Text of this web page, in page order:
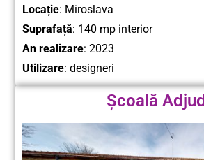
Locație: Miroslava
Suprafață: 140 mp interior
An realizare: 2023
Utilizare: designeri
Școală Adjud